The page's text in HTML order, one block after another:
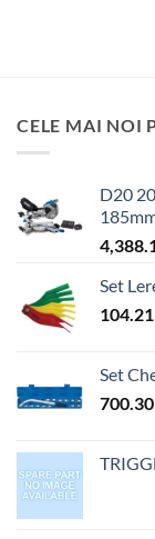
CELE MAI NOI
D20
Set
104.21
Set
700.30